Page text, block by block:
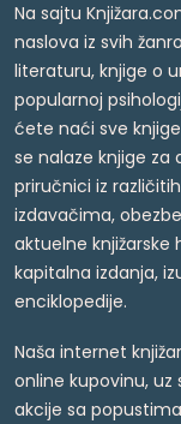
Na sajtu
naslova iz svih
literaturu, knjige o
popularnoj
ćete naći sve
se nalaze knjige za
priručnici iz
izdavačima,
aktuelne knjižarske
kapitalna izdanja,
enciklopedije.
Naša internet
online kupovinu, uz
akcije sa